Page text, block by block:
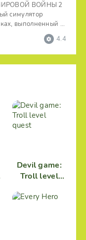
МИРОВОЙ ВОЙНЫ 2
симулятор
выполненный в
4.4
Devil game:
Troll level